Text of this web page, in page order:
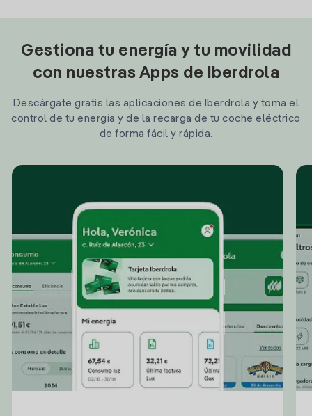
Gestiona tu energía y tu movilidad
con nuestras Apps de Iberdrola
Descárgate gratis las aplicaciones de Iberdrola y toma el
control de tu energía y de la recarga de tu coche eléctrico
de forma fácil y rápida.